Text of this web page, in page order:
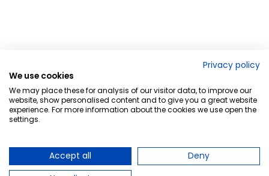
Privacy policy
We use cookies
We may place these for analysis of our visitor data, to improve our
website, show personalised content and to give you a great website
experience. For more information about the cookies we use open the
settings.
Accept all
Deny